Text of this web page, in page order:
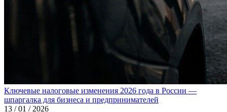
Ключевые налоговые изменения 2026 года в России —
шпаргалка для бизнеса и предпринимателей
13 / 01 / 2026